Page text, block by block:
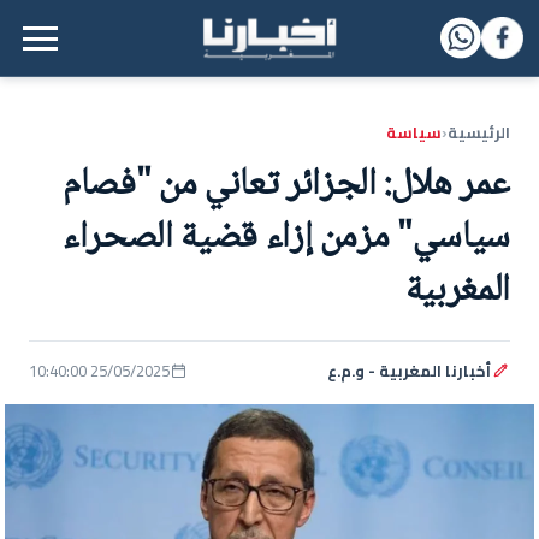
القائمة الرئيسية
الرئيسية‹سياسة
عمر هلال: الجزائر تعاني من "فصام
سياسي" مزمن إزاء قضية الصحراء
المغربية
أخبارنا المغربية - و.م.ع 25/05/2025 10:40:00